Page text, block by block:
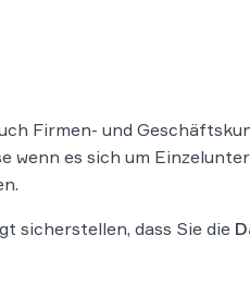
Firmen- und
wenn es sich um
sicherstellen, dass Sie die